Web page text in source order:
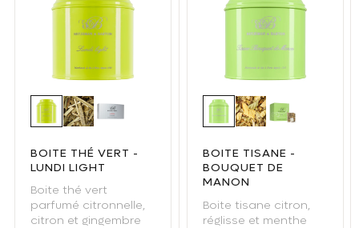
Boite thé vert - Lundi light
Thé vert Lundi Light !
Lundi Light - thé vert sachet
BOITE THÉ VERT -
LUNDI LIGHT
Boite thé vert
parfumé citronnelle,
citron et gingembre
Boite tisane - Bouquet
Tisane Bouquet
Tisane
BOITE TISANE -
BOUQUET DE
MANON
Boite tisane citron,
réglisse et menthe